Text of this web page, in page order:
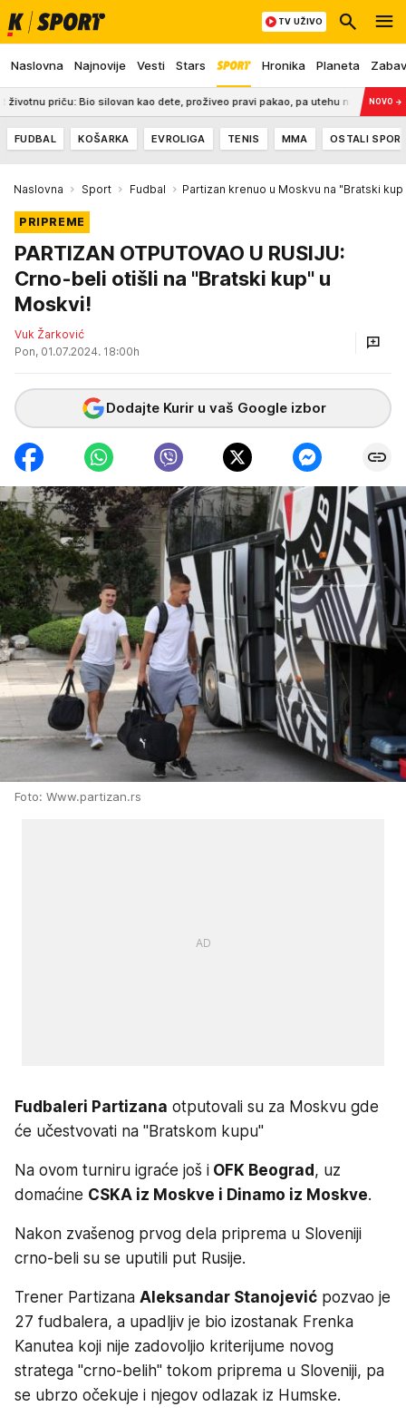
Naslovna Najnovije Vesti Stars Hronika Planeta
TV UŽIVO
priču: Bio silovan kao dete, proživeo pravi pakao, pa utehu našao u košarci!
NOVO →
FUDBAL KOŠARKA EVROLIGA TENIS MMA OSTALI
Naslovna Sport Fudbal Partizan krenuo u Moskvu na "Bratski kup
PRIPREME
PARTIZAN OTPUTOVAO U RUSIJU:
Crno-beli otišli na "Bratski kup" u
Moskvi!
Vuk Žarković
Pon, 01.07.2024. 18:00h
Dodajte Kurir u vaš Google izbor
Foto: Www.partizan.rs
Fudbaleri Partizana otputovali su za Moskvu gde
će učestvovati na "Bratskom kupu"
Na ovom turniru igraće još i OFK Beograd , uz
domaćine CSKA iz Moskve i Dinamo iz Moskve.
Nakon zvašenog prvog dela priprema u Sloveniji
crno-beli su se uputili put Rusije.
Trener Partizana Aleksandar Stanojević pozvao je
27 fudbalera, a upadljiv je bio izostanak Frenka
Kanutea koji nije zadovoljio kriterijume novog
stratega "crno-belih" tokom priprema u Sloveniji, pa
se ubrzo očekuje i njegov odlazak iz Humske.